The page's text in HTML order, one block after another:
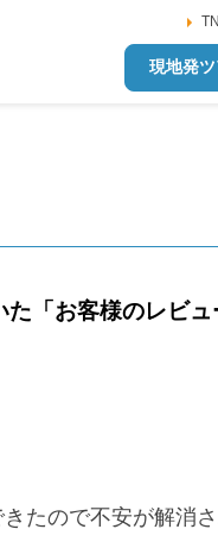
現地発
「お客様のレビュ
たので不安が解消さ